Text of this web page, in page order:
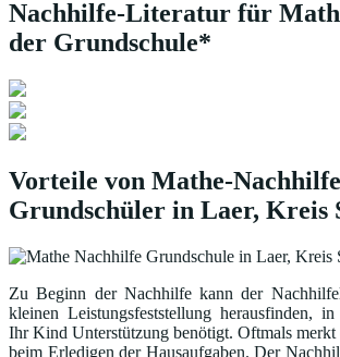
Nachhilfe-Literatur für
der Grundschule*
Vorteile von Mathe-
Grundschüler in Laer, Kreis
Zu Beginn der Nachhilfe kann der
kleinen Leistungsfeststellung herausfinden,
Ihr Kind Unterstützung benötigt. Oftmals merkt
beim Erledigen der Hausaufgaben. Der